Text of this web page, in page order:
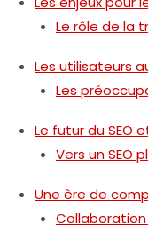
Le rôle de la
Les utilisateurs
Les
Le futur du SEO
Vers un SEO
Une ère de